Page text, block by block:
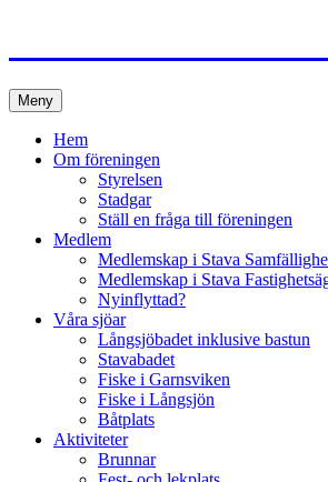
Meny
Hem
Om föreningen
Styrelsen
Stadgar
Ställ en fråga till föreningen
Medlem
Medlemskap i Stava
Medlemskap i Stava
Nyinflyttad?
Våra sjöar
Långsjöbadet inklusive bastun
Stavabadet
Fiske i Garnsviken
Fiske i Långsjön
Båtplats
Aktiviteter
Brunnar